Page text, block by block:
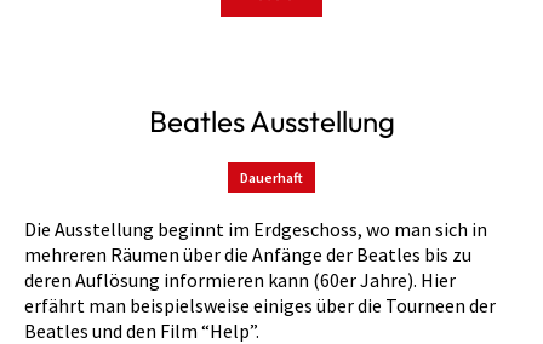
Beatles Ausstellung
Dauerhaft
Die Ausstellung beginnt im Erdgeschoss, wo man sich in
mehreren Räumen über die Anfänge der Beatles bis zu
deren Auflösung informieren kann (60er Jahre). Hier
erfährt man beispielsweise einiges über die Tourneen der
Beatles und den Film “Help”.